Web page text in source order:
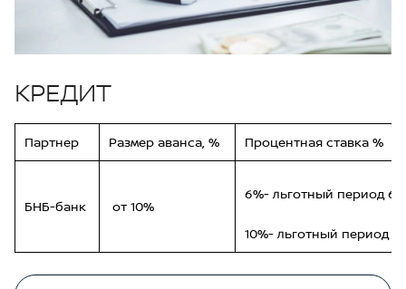
КРЕДИТ
Партнер Размер аванса, % Процентная ставка %
БНБ-банк от 10%
6%- льготный период 6
10%- льготный период